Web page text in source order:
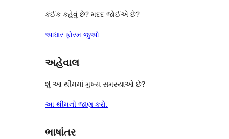
કંઈક કહેવું છે? મદદ જોઈએ છે?
આધાર ફોરમ જુઓ
અહેવાલ
શું આ થીમમાં મુખ્ય સમસ્યાઓ છે?
આ થીમની જાણ કરો.
ભાષાંતર